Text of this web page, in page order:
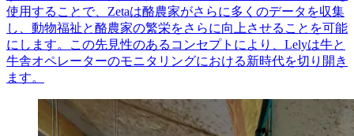
使用することで、Zetaは酪農家がさらに多くのデータを収集
し、動物福祉と酪農家の繁栄をさらに向上させることを可能
にします。この先見性のあるコンセプトにより、Lelyは牛と
牛舎オペレーターのモニタリングにおける新時代を切り開き
ます。